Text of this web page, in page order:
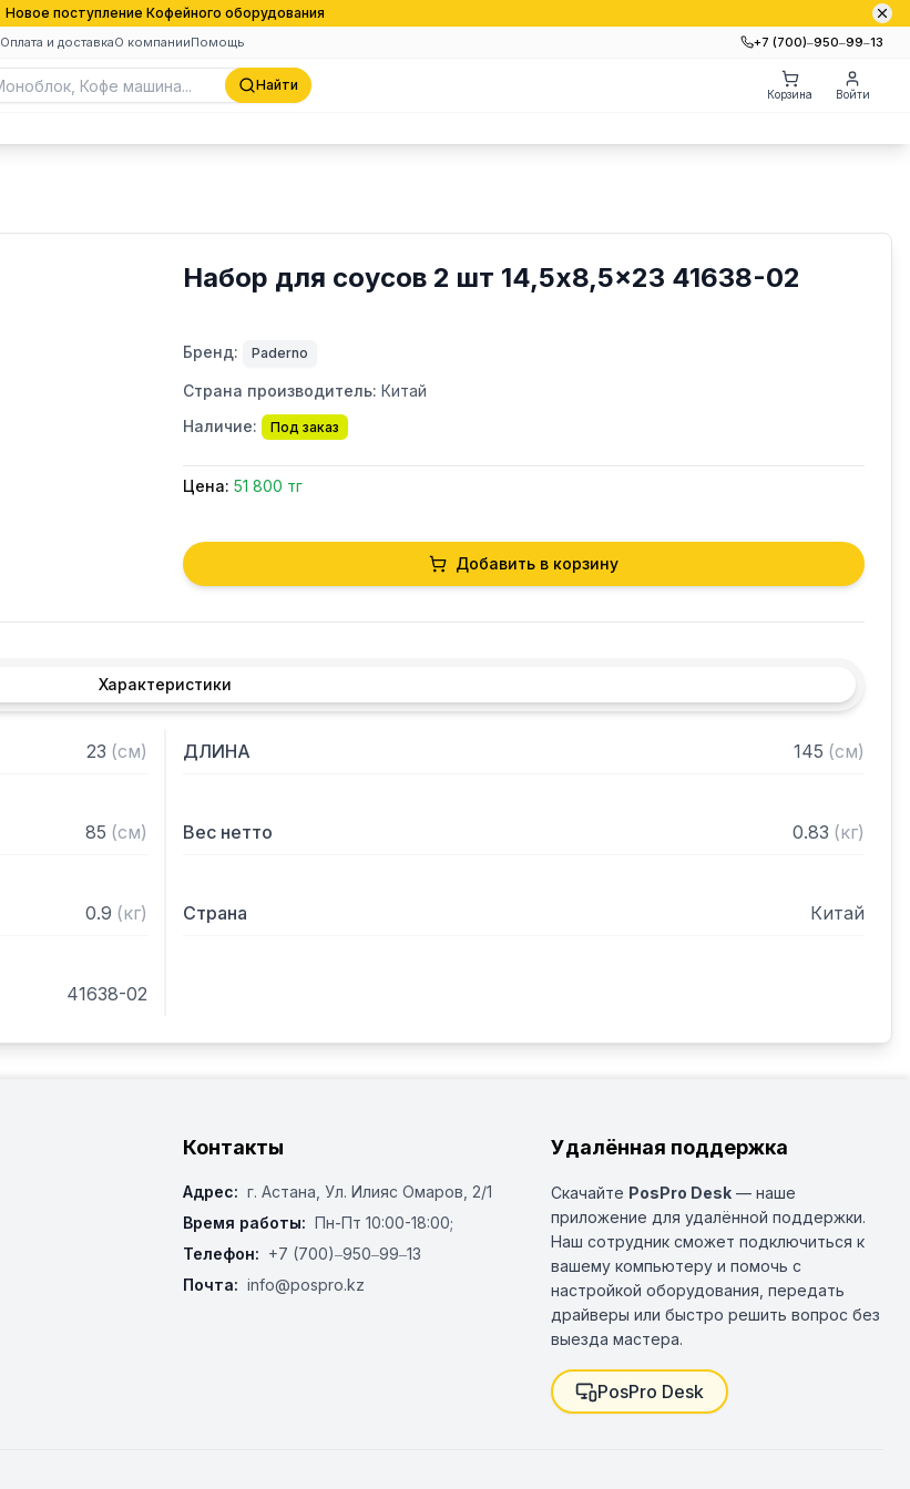
Новое поступление Кофейного оборудования
Оплата и доставкаО компанииПомощь +7 (700)‒950‒99‒13
Найти
Корзина Войти
Набор для соусов 2 шт 14,5x8,5x23 41638-02
Бренд: Paderno
Страна производитель: Китай
Наличие:
Под заказ
Цена: 51 800 тг
Добавить в корзину
Характеристики
23 (см) ДЛИНА 145 (см)
85 (см) Вес нетто 0.83 (кг)
0.9 (кг) Страна Китай
41638-02
Контакты
Адрес: г. Астана, ​Ул. Илияс Омаров, 2/1
Время работы: Пн-Пт 10:00-18:00;
Телефон: +7 (700)‒950‒99‒13
Почта: info@pospro.kz
Удалённая поддержка
Скачайте PosPro Desk — наше
приложение для удалённой поддержки.
Наш сотрудник сможет подключиться к
вашему компьютеру и помочь с
настройкой оборудования, передать
драйверы или быстро решить вопрос без
выезда мастера.
PosPro Desk